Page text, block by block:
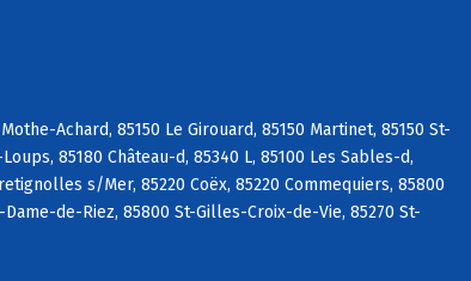
Achard, 85150 Le Girouard, 85150 Martinet, 85150 St-
85180 Château-d, 85340 L, 85100 Les Sables-d,
s/Mer, 85220 Coëx, 85220 Commequiers, 85800
de-Riez, 85800 St-Gilles-Croix-de-Vie, 85270 St-